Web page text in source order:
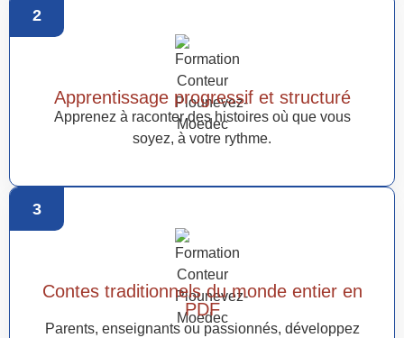
2
Apprentissage progressif et structuré
Apprenez à raconter des histoires où que vous
soyez, à votre rythme.
3
Contes traditionnels du monde entier en
PDF
Parents, enseignants ou passionnés, développez